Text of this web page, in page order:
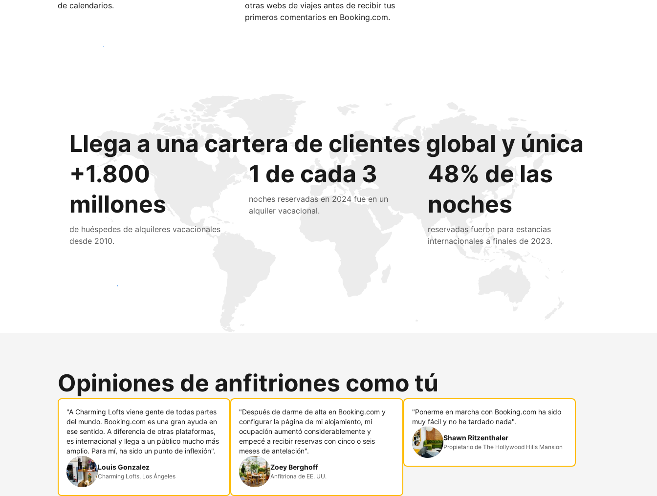
de calendarios.
otras webs de viajes antes de recibir tus
primeros comentarios en Booking.com.
Empieza hoy mismo
Llega a una cartera de clientes global y única
+1.800
millones
de huéspedes de alquileres vacacionales
desde 2010.
1 de cada 3
noches reservadas en 2024 fue en un
alquiler vacacional.
48% de las
noches
reservadas fueron para estancias
internacionales a finales de 2023.
Llega a nuevos clientes hoy
Opiniones de anfitriones como tú
"A Charming Lofts viene gente de todas partes
del mundo. Booking.com es una gran ayuda en
ese sentido. A diferencia de otras plataformas,
es internacional y llega a un público mucho más
amplio. Para mí, ha sido un punto de inflexión".
Louis Gonzalez
Charming Lofts, Los Ángeles
"Después de darme de alta en Booking.com y
configurar la página de mi alojamiento, mi
ocupación aumentó considerablemente y
empecé a recibir reservas con cinco o seis
meses de antelación".
Zoey Berghoff
Anfitriona de EE. UU.
"Ponerme en marcha con Booking.com ha sido
muy fácil y no he tardado nada".
Shawn Ritzenthaler
Propietario de The Hollywood Hills Mansion